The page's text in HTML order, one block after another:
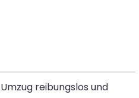
reibungslos und